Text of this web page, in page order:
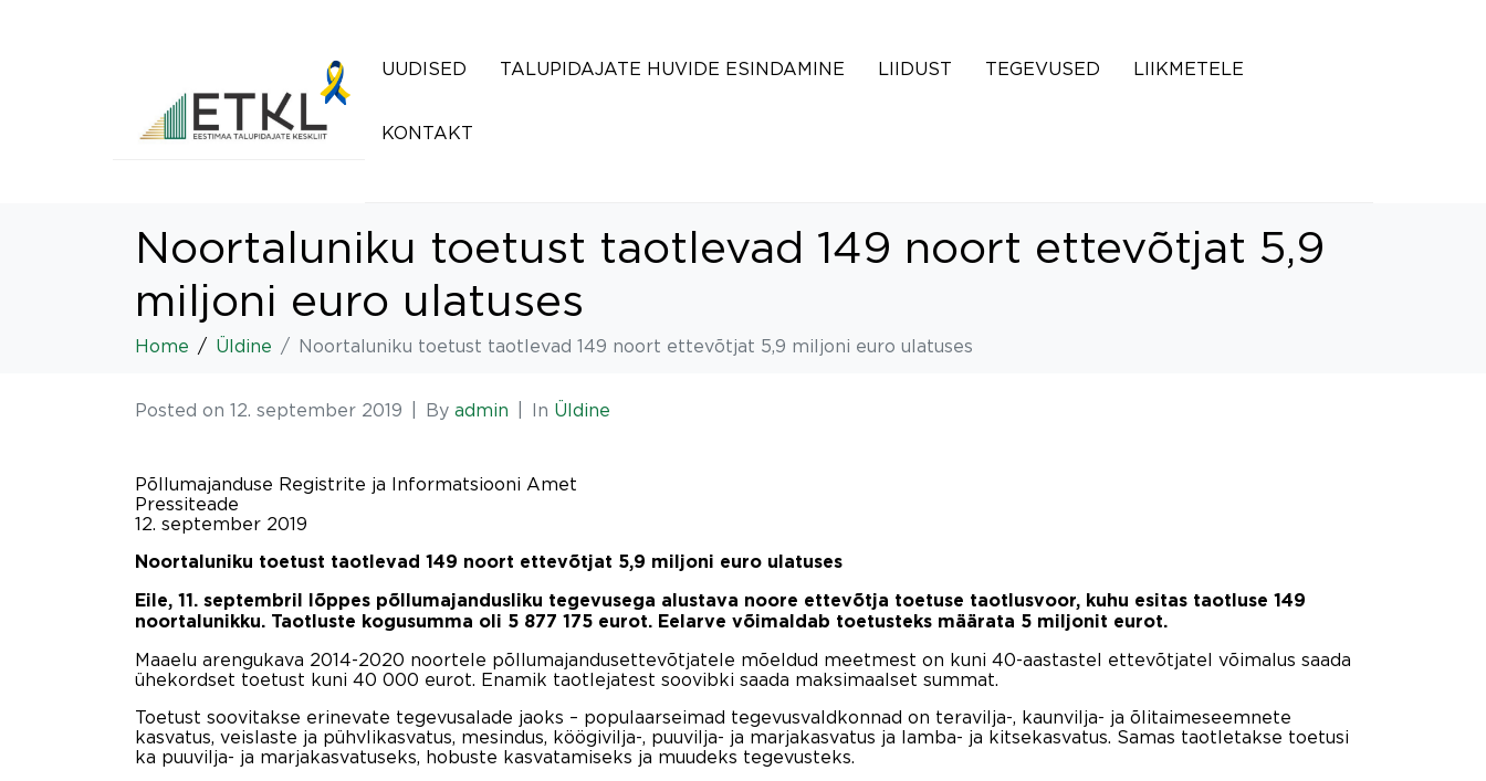
UUDISED TALUPIDAJATE HUVIDE ESINDAMINE LIIDUST TEGEVUSED LIIKMETELE
KONTAKT
Noortaluniku toetust taotlevad 149 noort ettevõtjat 5,9
miljoni euro ulatuses
Home Üldine Noortaluniku toetust taotlevad 149 noort ettevõtjat 5,9 miljoni euro ulatuses
Posted on 12. september 2019 By admin In Üldine
Põllumajanduse Registrite ja Informatsiooni Amet
Pressiteade
12. september 2019
Noortaluniku toetust taotlevad 149 noort ettevõtjat 5,9 miljoni euro ulatuses
Eile, 11. septembril lõppes põllumajandusliku tegevusega alustava noore ettevõtja toetuse taotlusvoor, kuhu esitas taotluse 149
noortalunikku. Taotluste kogusumma oli 5 877 175 eurot. Eelarve võimaldab toetusteks määrata 5 miljonit eurot.
Maaelu arengukava 2014-2020 noortele põllumajandusettevõtjatele mõeldud meetmest on kuni 40-aastastel ettevõtjatel võimalus saada
ühekordset toetust kuni 40 000 eurot. Enamik taotlejatest soovibki saada maksimaalset summat.
Toetust soovitakse erinevate tegevusalade jaoks – populaarseimad tegevusvaldkonnad on teravilja-, kaunvilja- ja õlitaimeseemnete
kasvatus, veislaste ja pühvlikasvatus, mesindus, köögivilja-, puuvilja- ja marjakasvatus ja lamba- ja kitsekasvatus. Samas taotletakse toetusi
ka puuvilja- ja marjakasvatuseks, hobuste kasvatamiseks ja muudeks tegevusteks.